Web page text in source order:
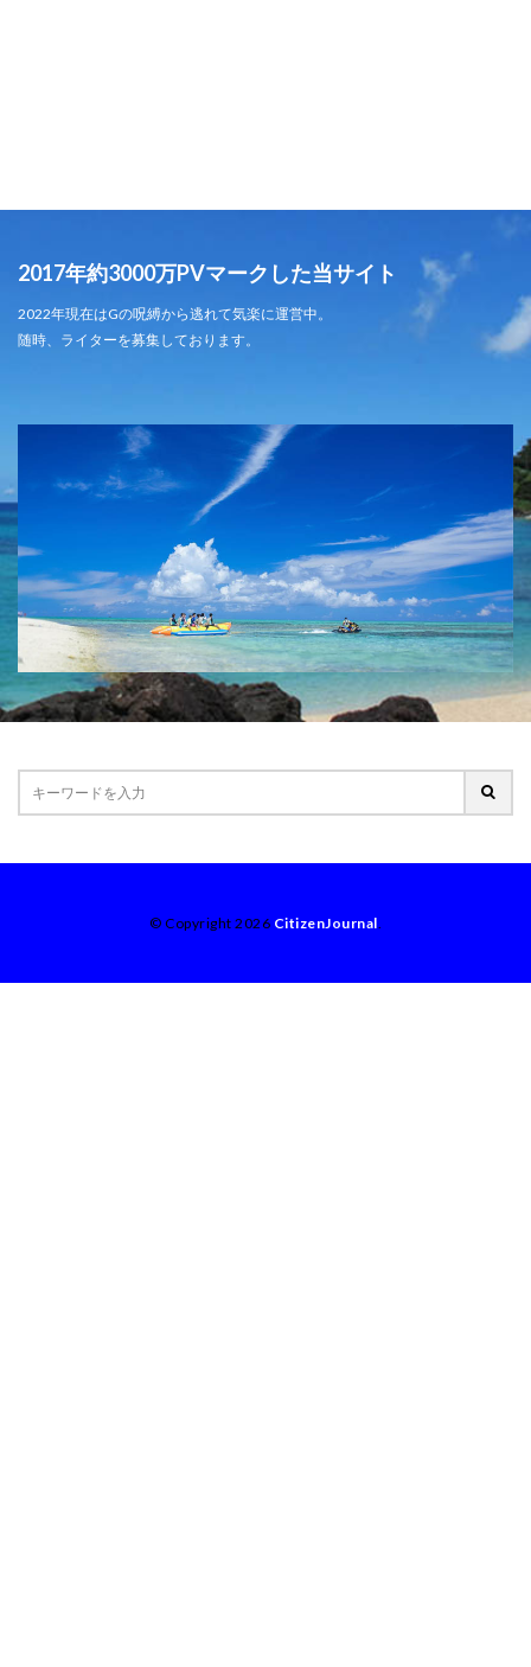
2017年約3000万PVマークした当サイト
2022年現在はGの呪縛から逃れて気楽に運営中。
随時、ライターを募集しております。
© Copyright 2026 CitizenJournal